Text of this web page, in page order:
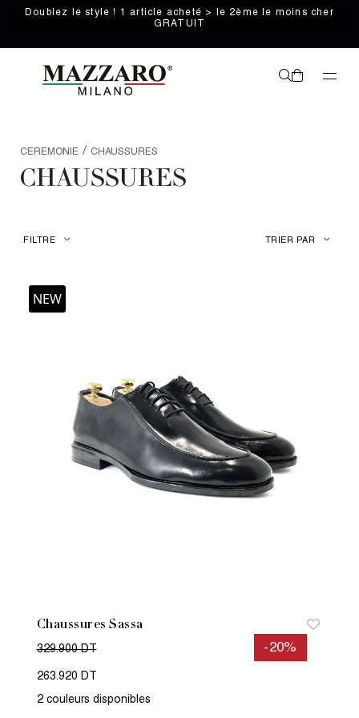
Doublez le style ! 1 article acheté > le 2ème le moins cher
GRATUIT
CEREMONIE / CHAUSSURES
CHAUSSURES
FILTRE TRIER PAR
NEW
Chaussures Sassa
-20%
329.900 DT
263.920 DT
2 couleurs disponibles